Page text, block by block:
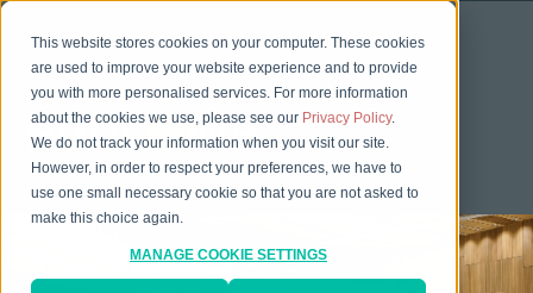
This website stores cookies on your computer. These cookies
are used to improve your website experience and to provide
you with more personalised services. For more information
about the cookies we use, please see our Privacy Policy.
We do not track your information when you visit our site.
However, in order to respect your preferences, we have to
use one small necessary cookie so that you are not asked to
make this choice again.
MANAGE COOKIE SETTINGS